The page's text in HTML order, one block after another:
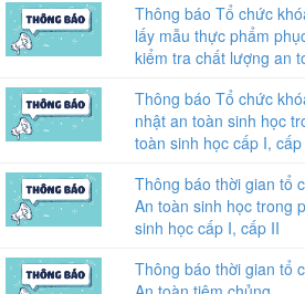
Thông báo Tổ chức
lấy mẫu thực phẩm
kiểm tra chất lượng an
Thông báo Tổ chức
nhật an toàn sinh học
toàn sinh học cấp I,
Thông báo thời gian tổ
An toàn sinh học trong
sinh học cấp I, cấp II
Thông báo thời gian tổ